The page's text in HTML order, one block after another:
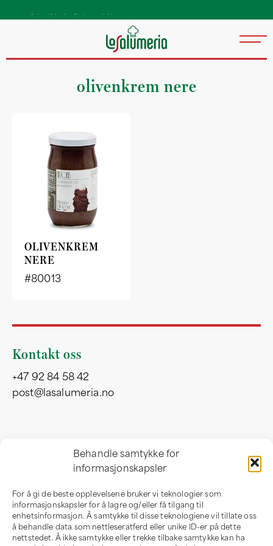
Behandle samtykke for
informasjonskapsler
For å gi de beste opplevelsene bruker vi teknologier som
informasjonskapsler for å lagre og/eller få tilgang til
enhetsinformasjon. Å samtykke til disse teknologiene vil tillate oss
å behandle data som nettleseratferd eller unike ID-er på dette
nettstedet. Å ikke samtykke eller trekke tilbake samtykke kan ha
olivenkrem nere
OLIVENKREM
NERE
#80013
Kontakt oss
+47 92 84 58 42
post@lasalumeria.no
Professor Birkelandsvei 32 b
1081 Oslo
Norge